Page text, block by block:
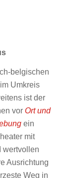
belgischen
Umkreis
ist der
vor Ort und
ein
mit
wertvollen
Ausrichtung
Weg in